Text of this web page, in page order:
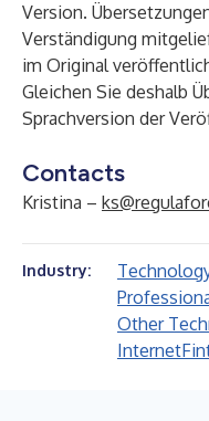
Version.
Verständigung
im Original
Gleichen Sie deshalb
Sprachversion der
Contacts
Kristina –
Industry:
Other
Internet